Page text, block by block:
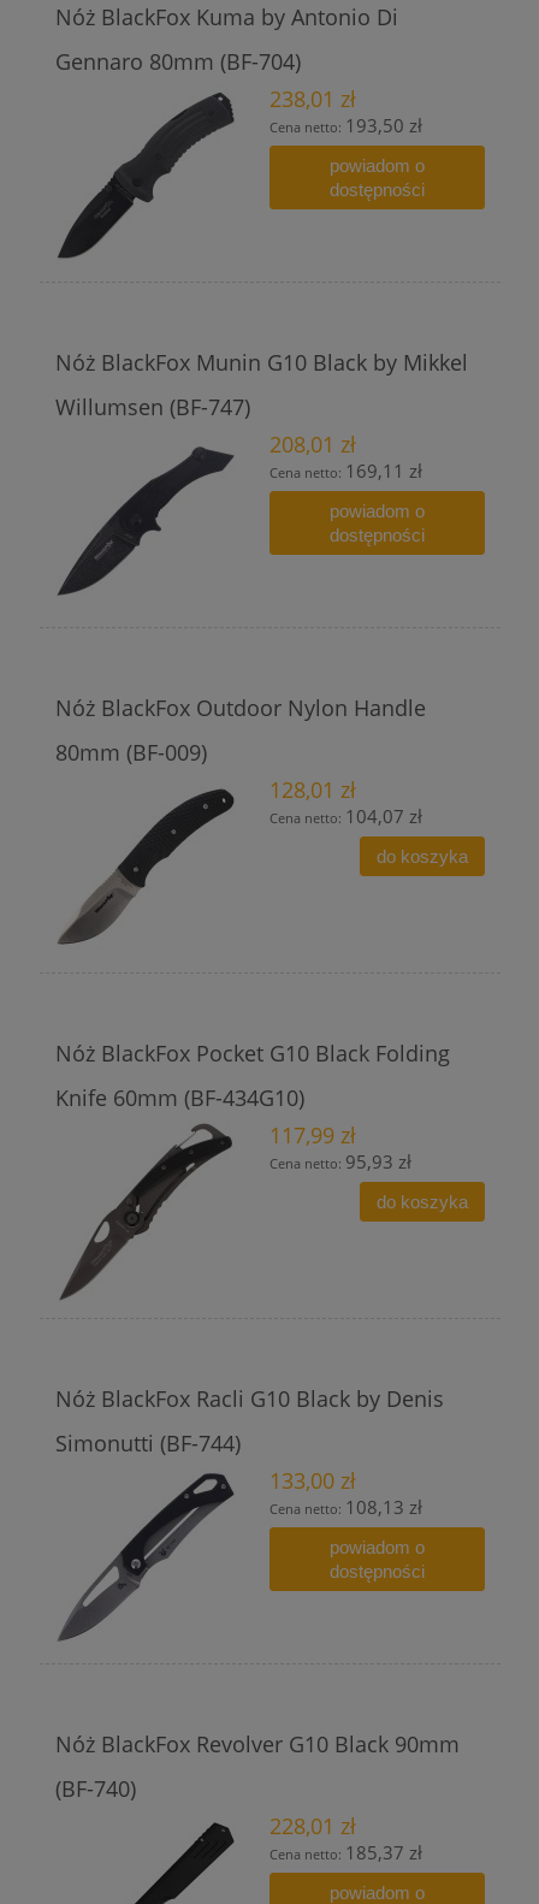
Nóż BlackFox Kuma by Antonio Di
Gennaro 80mm (BF-704)
238,01 zł
Cena netto: 193,50 zł
powiadom o
dostępności
Nóż BlackFox Munin G10 Black by Mikkel
Willumsen (BF-747)
208,01 zł
Cena netto: 169,11 zł
powiadom o
dostępności
Nóż BlackFox Outdoor Nylon Handle
80mm (BF-009)
128,01 zł
Cena netto: 104,07 zł
do koszyka
Nóż BlackFox Pocket G10 Black Folding
Knife 60mm (BF-434G10)
117,99 zł
Cena netto: 95,93 zł
do koszyka
Nóż BlackFox Racli G10 Black by Denis
Simonutti (BF-744)
133,00 zł
Cena netto: 108,13 zł
powiadom o
dostępności
Nóż BlackFox Revolver G10 Black 90mm
(BF-740)
228,01 zł
Cena netto: 185,37 zł
powiadom o